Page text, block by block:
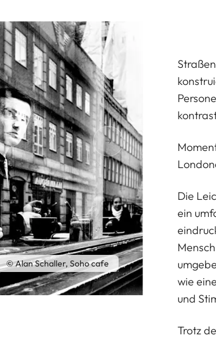
© Alan Schaller, Soho cafe
Die
ein
wie
und
Trotz